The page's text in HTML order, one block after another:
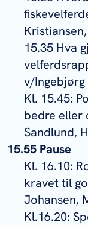
15.35 Hva
v/
Kl. 15.45:
bedre eller
Sandlund,
15.55 Pause
Kl. 16.10:
kravet til
Johansen,
Kl.16.20: